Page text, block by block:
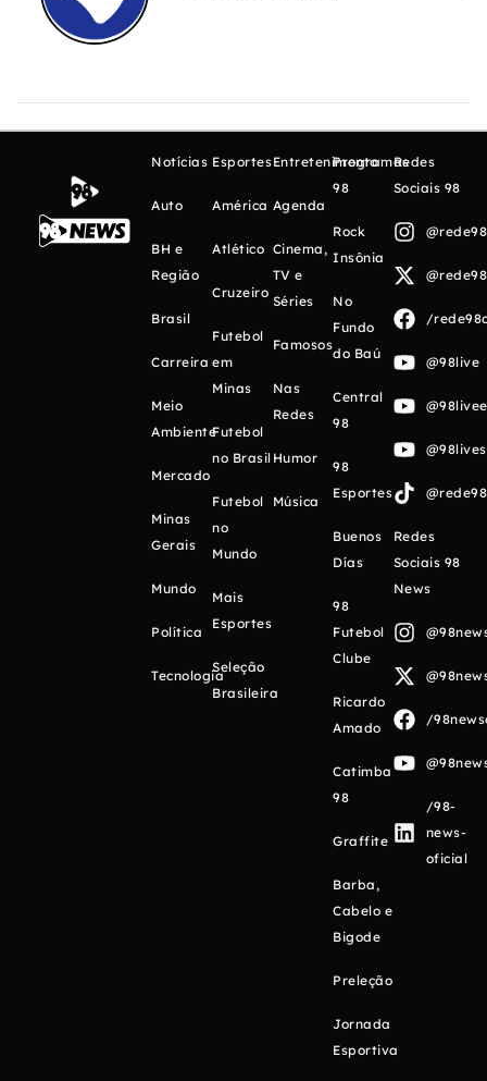
Notícias
Auto
BH e
Região
Brasil
Carreira
Meio
Ambiente
Mercado
Minas
Gerais
Mundo
Política
Tecnologia
Esportes
América
Atlético
Cruzeiro
Futebol
em
Minas
Futebol
no Brasil
Futebol
no
Mundo
Mais
Esportes
Seleção
Brasileira
Entretenimento
Agenda
Cinema,
TV e
Séries
Famosos
Nas
Redes
Humor
Música
Programas
98
Rock
Insônia
No
Fundo
do Baú
Central
98
98
Esportes
Buenos
Días
98
Futebol
Clube
Ricardo
Amado
Catimba
98
Graffite
Barba,
Cabelo e
Bigode
Preleção
Jornada
Esportiva
Redes
Sociais 98
/
@98live
Redes
Sociais 98
News
/
/98-
news-
oficial